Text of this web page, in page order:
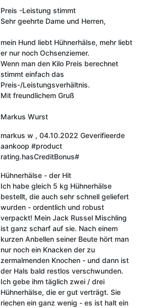
Preis -Leistung stimmt
Sehr geehrte Dame und Herren,
mein Hund liebt Hühnerhälse, mehr liebt
er nur noch Ochsenziemer.
Wenn man den Kilo Preis berechnet
stimmt einfach das
Preis-/Leistungsverhältnis.
Mit freundlichem Gruß
Markus Wurst
markus w , 04.10.2022 Geverifieerde
aankoop #product
rating.hasCreditBonus#
Hühnerhälse - der Hit
Ich habe gleich 5 kg Hühnerhälse
bestellt, die auch sehr schnell geliefert
wurden - ordentlich und robust
verpackt! Mein Jack Russel Mischling
ist ganz scharf auf sie. Nach einem
kurzen Anbellen seiner Beute hört man
nur noch ein Knacken der zu
zermalmenden Knochen - und dann ist
der Hals bald restlos verschwunden.
Ich gebe ihm täglich zwei / drei
Hühnerhälse, die er gut verträgt. Sie
riechen ein ganz wenig - es ist halt ein